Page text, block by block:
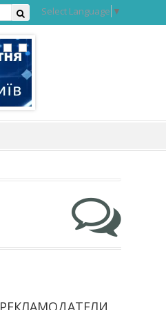
Select Language ▼
РЕКЛАМОДАТЕЛИ